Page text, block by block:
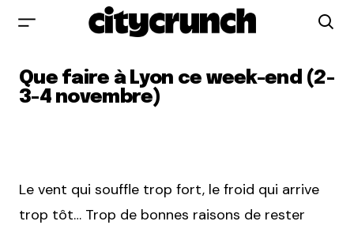
Que faire à Lyon ce week-end (2-
3-4 novembre)
Le vent qui souffle trop fort, le froid qui arrive
trop tôt… Trop de bonnes raisons de rester